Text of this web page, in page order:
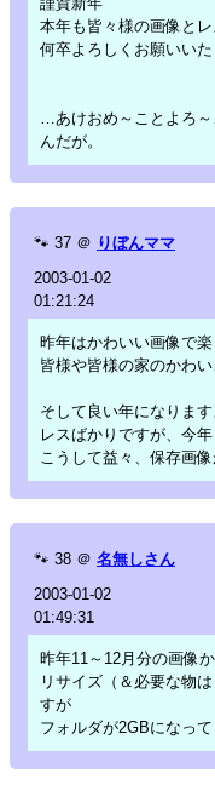
本年も皆々様の画像と
何卒よろしくお願いい
…あけおめ～ことよろ
んだが。
🐾 37 ＠ りぼんママ
2003-01-02
01:21:24
昨年はかわいい画像で楽
皆様や皆様の家のかわ
そして良い年になります
レスばかりですが、今
こうして益々、保存画
🐾 38 ＠ 名無しさん
2003-01-02
01:49:31
昨年11～12月分の画像
リサイズ（＆必要な物
すが
フォルダが2GBになっ